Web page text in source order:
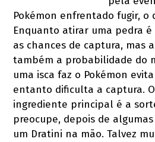
Pokémon enfrentado fugir, o
Enquanto atirar uma pedra
as chances de captura, mas
também a probabilidade do
uma isca faz o Pokémon
entanto dificulta a captura.
ingrediente principal é a
preocupe, depois de
um Dratini na mão. Talvez